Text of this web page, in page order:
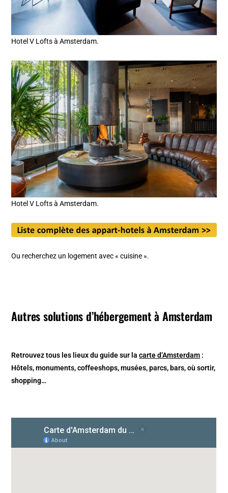
Hotel V Lofts à Amsterdam.
Hotel V Lofts à Amsterdam.
Ou recherchez un logement avec « cuisine ».
Autres solutions d’hébergement à Amsterdam
Retrouvez tous les lieux du guide sur lacarte d’Amsterdam :
Hôtels, monuments, coffeeshops, musées, parcs, bars, où sortir,
shopping…